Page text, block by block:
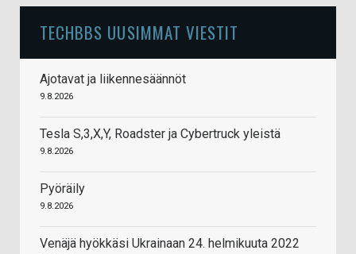
TECHBBS UUSIMMAT VIESTIT
Ajotavat ja liikennesäännöt
9.8.2026
Tesla S,3,X,Y, Roadster ja Cybertruck yleistä
9.8.2026
Pyöräily
9.8.2026
Venäjä hyökkäsi Ukrainaan 24. helmikuuta 2022